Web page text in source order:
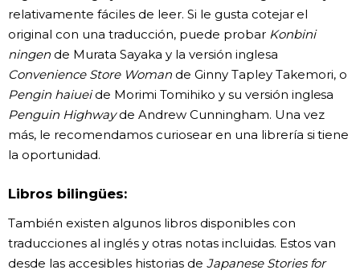
relativamente fáciles de leer. Si le gusta cotejar el
original con una traducción, puede probar Konbini
ningende Murata Sayaka y la versión inglesa
Convenience Store Womande Ginny Tapley Takemori, o
Pengin haiueide Morimi Tomihiko y su versión inglesa
Penguin Highwayde Andrew Cunningham. Una vez
más, le recomendamos curiosear en una librería si tiene
la oportunidad.
Libros bilingües:
También existen algunos libros disponibles con
traducciones al inglés y otras notas incluidas. Estos van
desde las accesibles historias de Japanese Stories for